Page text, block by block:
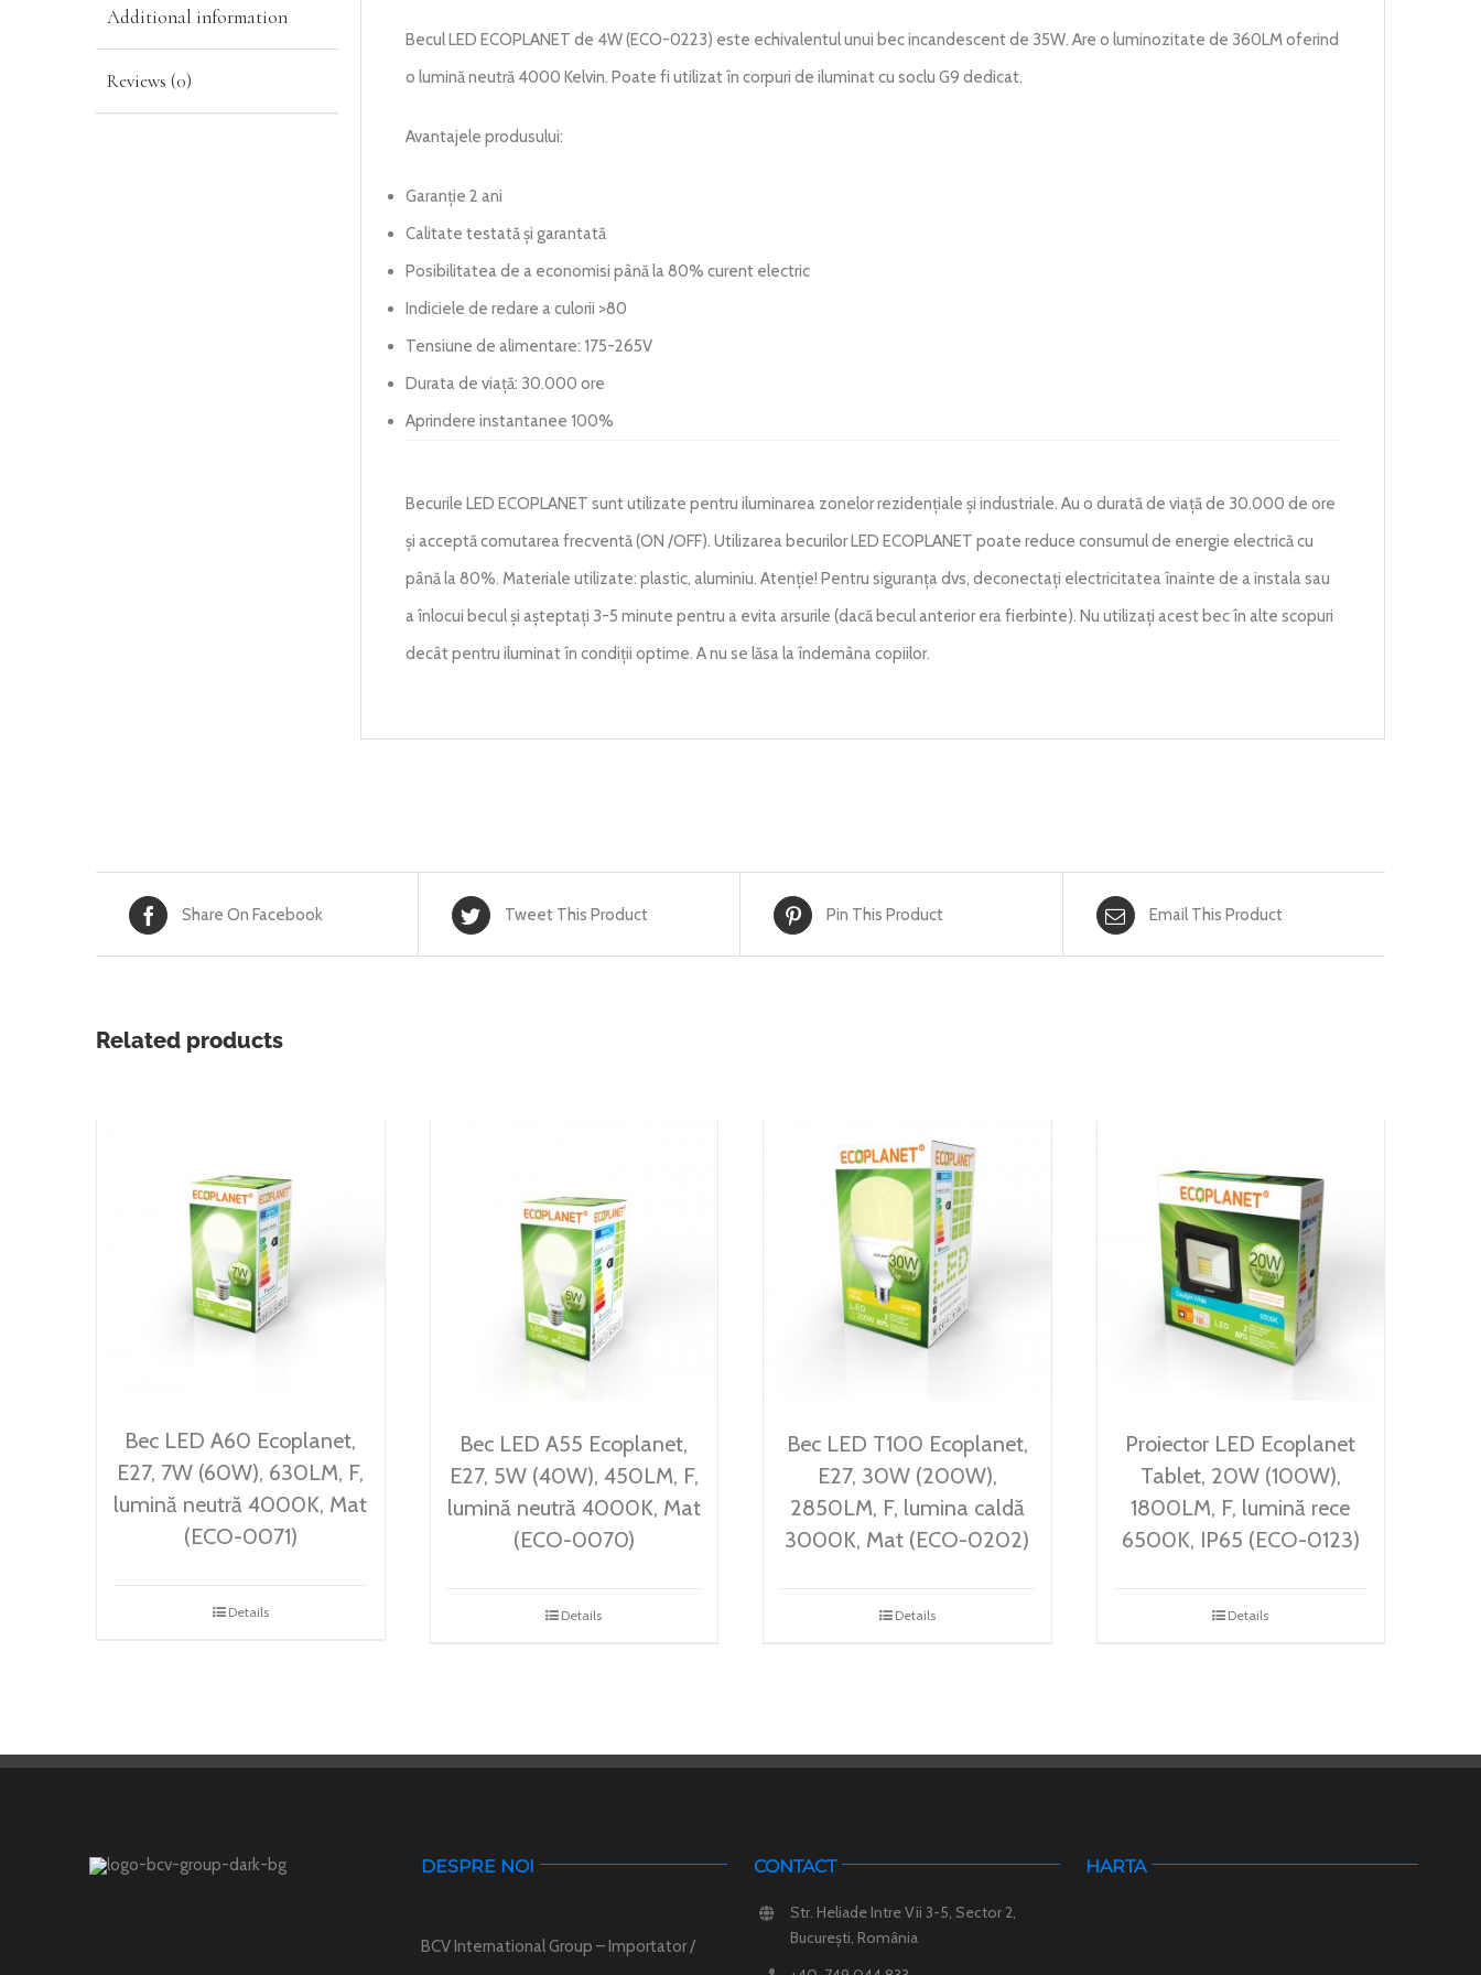
Additional information
Reviews (0)
Becul LED ECOPLANET de 4W (ECO-0223) este echivalentul unui bec incandescent de 35W. Are o luminozitate de 360LM oferind
o lumină neutră 4000 Kelvin. Poate fi utilizat în corpuri de iluminat cu soclu G9 dedicat.
Avantajele produsului:
Garanție 2 ani
Calitate testată și garantată
Posibilitatea de a economisi până la 80% curent electric
Indiciele de redare a culorii >80
Tensiune de alimentare: 175-265V
Durata de viață: 30.000 ore
Aprindere instantanee 100%
Becurile LED ECOPLANET sunt utilizate pentru iluminarea zonelor rezidențiale și industriale. Au o durată de viață de 30.000 de ore
și acceptă comutarea frecventă (ON /OFF). Utilizarea becurilor LED ECOPLANET poate reduce consumul de energie electrică cu
până la 80%. Materiale utilizate: plastic, aluminiu. Atenție! Pentru siguranța dvs, deconectați electricitatea înainte de a instala sau
a înlocui becul și așteptați 3-5 minute pentru a evita arsurile (dacă becul anterior era fierbinte). Nu utilizați acest bec în alte scopuri
decât pentru iluminat în condiții optime. A nu se lăsa la îndemâna copiilor.
Share On Facebook Tweet This Product Pin This Product Email This Product
Related products
Bec LED A60 Ecoplanet,
E27, 7W (60W), 630LM, F,
lumină neutră 4000K, Mat
(ECO-0071)
Details
Bec LED A55 Ecoplanet,
E27, 5W (40W), 450LM, F,
lumină neutră 4000K, Mat
(ECO-0070)
Details
Bec LED T100 Ecoplanet,
E27, 30W (200W),
2850LM, F, lumina caldă
3000K, Mat (ECO-0202)
Details
Proiector LED Ecoplanet
Tablet, 20W (100W),
1800LM, F, lumină rece
6500K, IP65 (ECO-0123)
Details
DESPRE NOI
BCV International Group – Importator /
CONTACT
Str. Heliade Intre Vii 3-5, Sector 2,
București, România
HARTA